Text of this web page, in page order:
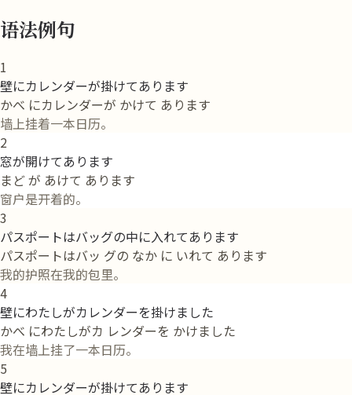
语法例句
1
壁にカレンダーが掛けてあります
かべ にカレンダーが かけて あります
墙上挂着一本日历。
2
窓が開けてあります
まど が あけて あります
窗户是开着的。
3
パスポートはバッグの中に入れてあります
パスポートはバッ グの なか に いれて あります
我的护照在我的包里。
4
壁にわたしがカレンダーを掛けました
かべ にわたしがカ レンダーを かけました
我在墙上挂了一本日历。
5
壁にカレンダーが掛けてあります